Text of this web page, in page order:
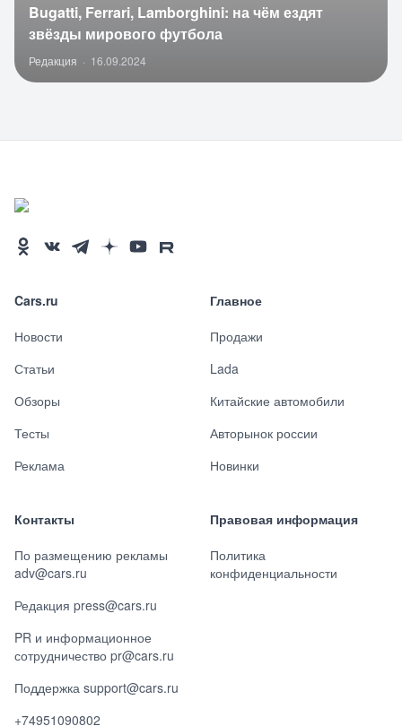
Bugatti, Ferrari, Lamborghini: на чём ездят
звёзды мирового футбола
Редакция · 16.09.2024
Cars.ru
Новости
Статьи
Обзоры
Тесты
Реклама
Главное
Продажи
Lada
Китайские автомобили
Авторынок россии
Новинки
Контакты
По размещению рекламы
adv@cars.ru
Редакция press@cars.ru
PR и информационное
сотрудничество pr@cars.ru
Поддержка support@cars.ru
+74951090802
Правовая информация
Политика
конфиденциальности